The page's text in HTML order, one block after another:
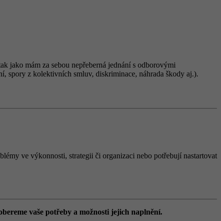
jako mám za sebou nepřeberná jednání s odborovými
spory z kolektivních smluv, diskriminace, náhrada škody aj.).
ve výkonnosti, strategii či organizaci nebo potřebují nastartovat
vaše potřeby a možnosti jejich naplnění.